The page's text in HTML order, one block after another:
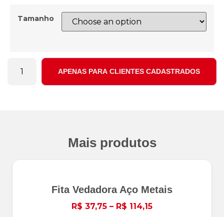
Tamanho
APENAS PARA CLIENTES CADASTRADOS
Mais produtos
Fita Vedadora Aço Metais
R$ 37,75 – R$ 114,15